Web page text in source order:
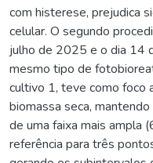
com histerese, prejudica
celular. O segundo
julho de 2025 e o dia 14
mesmo tipo de
cultivo 1, teve como foco
biomassa seca,
de uma faixa mais ampla
referência para três